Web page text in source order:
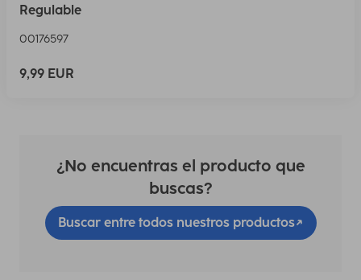
Regulable
00176597
9,99 EUR
¿No encuentras el producto que
buscas?
Buscar entre todos nuestros productos